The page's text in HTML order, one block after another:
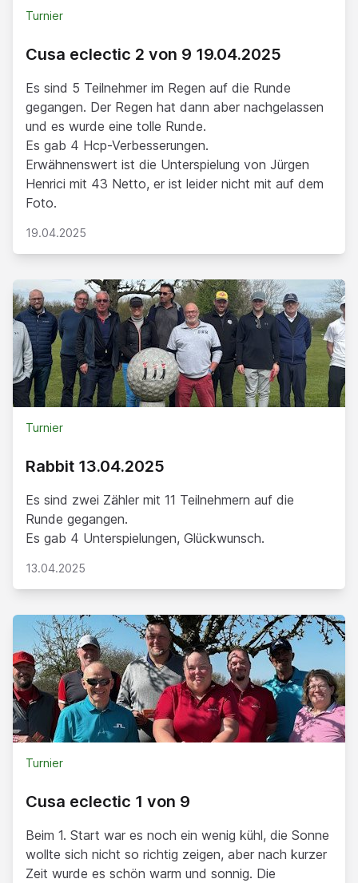
Turnier
Cusa eclectic 2 von 9 19.04.2025
Es sind 5 Teilnehmer im Regen auf die Runde
gegangen. Der Regen hat dann aber nachgelassen
und es wurde eine tolle Runde.
Es gab 4 Hcp-Verbesserungen.
Erwähnenswert ist die Unterspielung von Jürgen
Henrici mit 43 Netto, er ist leider nicht mit auf dem
Foto.
19.04.2025
Turnier
Rabbit 13.04.2025
Es sind zwei Zähler mit 11 Teilnehmern auf die
Runde gegangen.
Es gab 4 Unterspielungen, Glückwunsch.
13.04.2025
Turnier
Cusa eclectic 1 von 9
Beim 1. Start war es noch ein wenig kühl, die Sonne
wollte sich nicht so richtig zeigen, aber nach kurzer
Zeit wurde es schön warm und sonnig. Die